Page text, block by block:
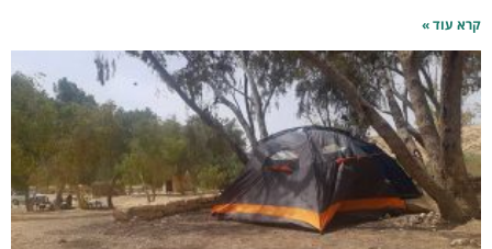
קרא עוד »